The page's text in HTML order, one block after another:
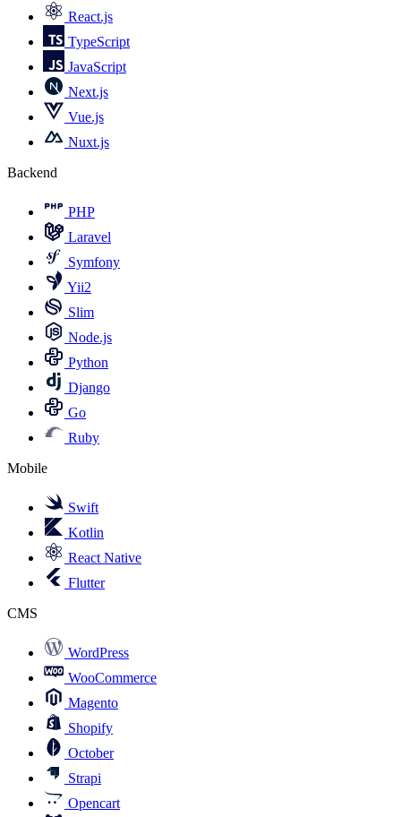
React.js
TypeScript
JavaScript
Next.js
Vue.js
Nuxt.js
Backend
PHP
Laravel
Symfony
Yii2
Slim
Node.js
Python
Django
Go
Ruby
Mobile
Swift
Kotlin
React Native
Flutter
CMS
WordPress
WooCommerce
Magento
Shopify
October
Strapi
Opencart